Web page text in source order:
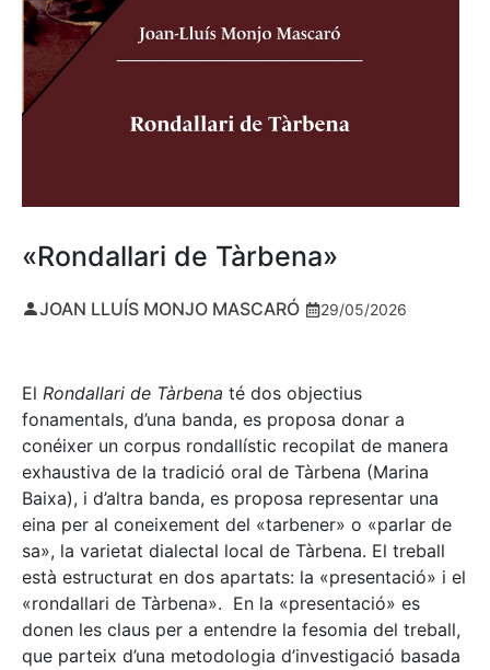
«Rondallari de Tàrbena»
JOAN LLUÍS MONJO MASCARÓ 29/05/2026
El Rondallari de Tàrbena té dos objectius
fonamentals, d’una banda, es proposa donar a
conéixer un corpus rondallístic recopilat de manera
exhaustiva de la tradició oral de Tàrbena (Marina
Baixa), i d’altra banda, es proposa representar una
eina per al coneixement del «tarbener» o «parlar de
sa», la varietat dialectal local de Tàrbena. El treball
està estructurat en dos apartats: la «presentació» i el
«rondallari de Tàrbena». En la «presentació» es
donen les claus per a entendre la fesomia del treball,
que parteix d’una metodologia d’investigació basada